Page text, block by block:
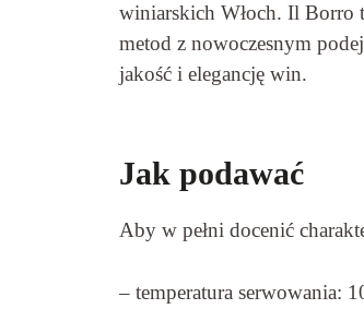
winiarskich Włoch. Il Borro
metod z nowoczesnym
jakość i elegancję win.
Jak podawać
Aby w pełni docenić
– temperatura serwowania: